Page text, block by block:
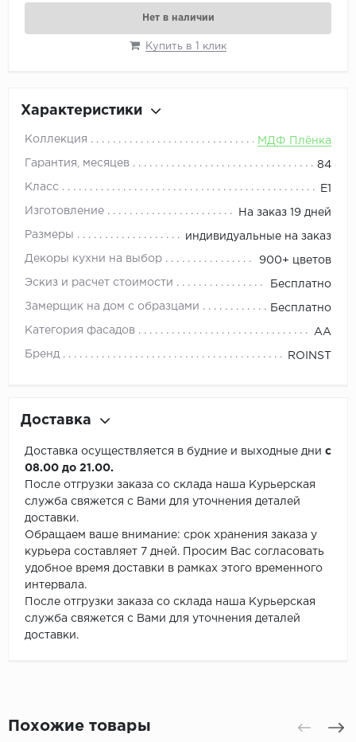
Нет в наличии
Купить в 1 клик
Характеристики
Коллекция МДФ Плёнка
Гарантия, месяцев 84
Класс E1
Изготовление На заказ 19 дней
Размеры индивидуальные на заказ
Декоры кухни на выбор 900+ цветов
Эскиз и расчет стоимости Бесплатно
Замерщик на дом с образцами Бесплатно
Категория фасадов АА
Бренд ROINST
Доставка
Доставка осуществляется в будние и выходные дни с
08.00 до 21.00.
После отгрузки заказа со склада наша Курьерская
служба свяжется с Вами для уточнения деталей
доставки.
Обращаем ваше внимание: срок хранения заказа у
курьера составляет 7 дней. Просим Вас согласовать
удобное время доставки в рамках этого временного
интервала.
После отгрузки заказа со склада наша Курьерская
служба свяжется с Вами для уточнения деталей
доставки.
Похожие товары